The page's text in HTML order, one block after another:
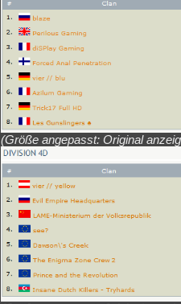
(Größe angepasst: Original